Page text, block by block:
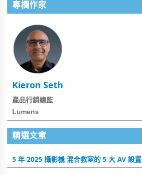
專欄作家
Kieron Seth
產品行銷總監
Lumens
精選文章
5 年 2025 攝影機 混合教室的 5 大 AV 設置